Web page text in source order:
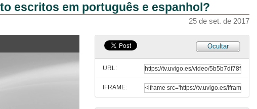
escritos em português e espanhol?
25 de set. de 2017
Ocultar
URL:
IFRAME:
6 de xul. de 2018
Interferencias e variedades diatópicas nos rasgos ortográficos e ortotipográficos de textos turísticos traducidos do español ó inglés
BITRA, Bibliografía de Interpretación e Tradución
3 de nov. de 2017